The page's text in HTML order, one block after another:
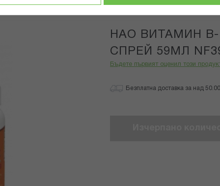
Now Foods
НАО ВИТАМИН
СПРЕЙ 59МЛ
Бъдете първият оценил този
Безплатна доставка за над